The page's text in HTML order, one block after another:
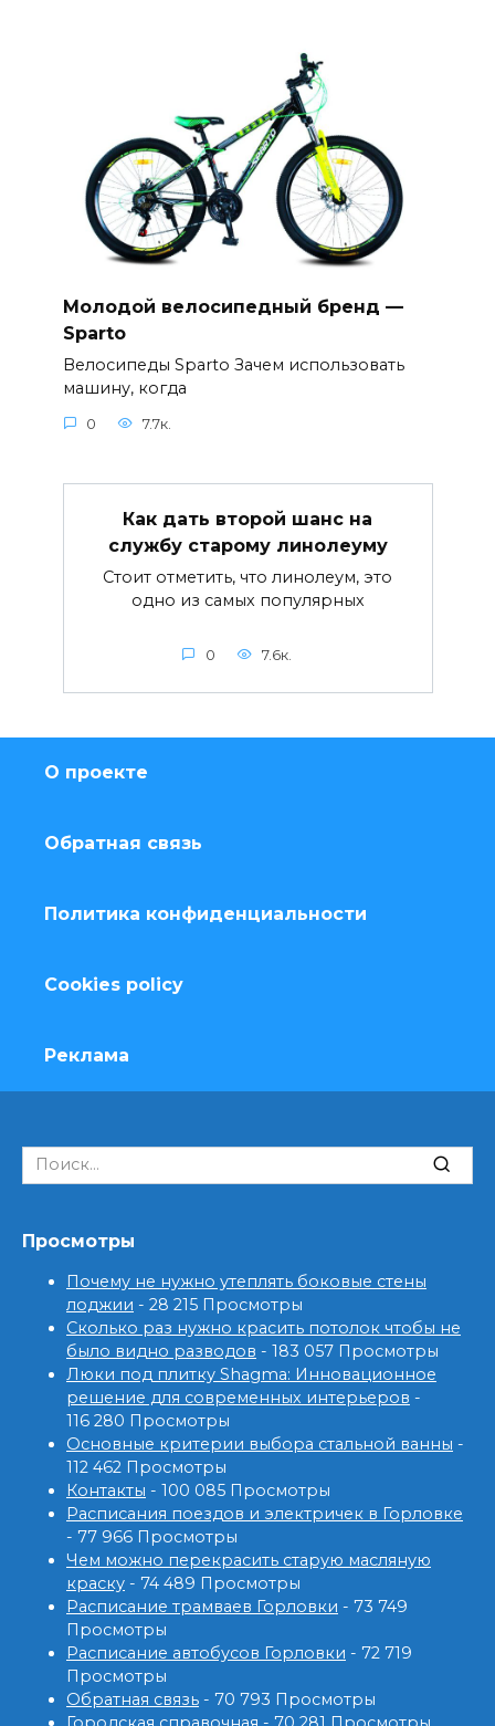
Молодой велосипедный бренд —
Sparto
Велосипеды Sparto Зачем использовать
машину, когда
0 7.7к.
Как дать второй шанс на
службу старому линолеуму
Стоит отметить, что линолеум, это
одно из самых популярных
0 7.6к.
О проекте
Обратная связь
Политика конфиденциальности
Cookies policy
Реклама
Search
for:
Просмотры
Почему не нужно утеплять боковые стены
лоджии - 28 215 Просмотры
Сколько раз нужно красить потолок чтобы не
было видно разводов - 183 057 Просмотры
Люки под плитку Shagma: Инновационное
решение для современных интерьеров -
116 280 Просмотры
Основные критерии выбора стальной ванны -
112 462 Просмотры
Контакты - 100 085 Просмотры
Расписания поездов и электричек в Горловке
- 77 966 Просмотры
Чем можно перекрасить старую масляную
краску - 74 489 Просмотры
Расписание трамваев Горловки - 73 749
Просмотры
Расписание автобусов Горловки - 72 719
Просмотры
Обратная связь - 70 793 Просмотры